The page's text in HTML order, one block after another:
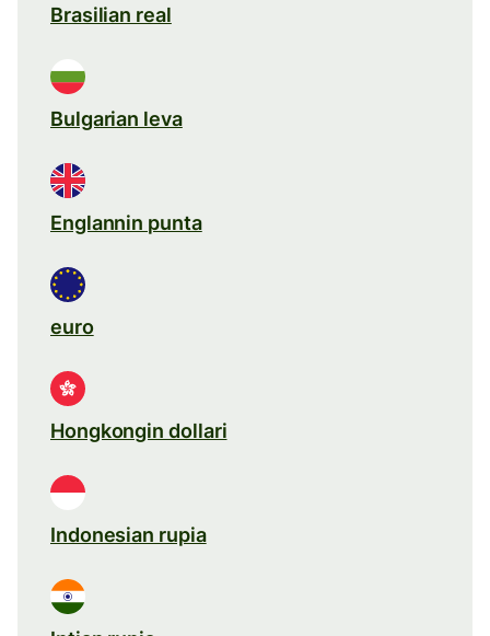
Brasilian real
Bulgarian leva
Englannin punta
euro
Hongkongin dollari
Indonesian rupia